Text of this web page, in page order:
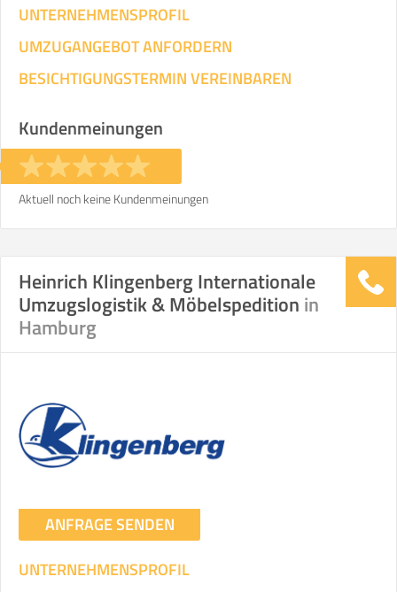
UNTERNEHMENSPROFIL
UMZUGANGEBOT ANFORDERN
BESICHTIGUNGSTERMIN VEREINBAREN
Kundenmeinungen
Aktuell noch keine Kundenmeinungen
Heinrich Klingenberg Internationale
Umzugslogistik & Möbelspedition in
Hamburg
ANFRAGE SENDEN
UNTERNEHMENSPROFIL